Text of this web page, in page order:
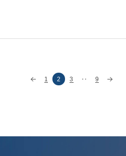
1 2 3 ‥ 9